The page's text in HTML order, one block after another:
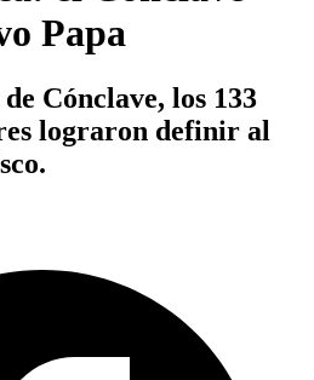
Papa
Cónclave, los 133
lograron definir al